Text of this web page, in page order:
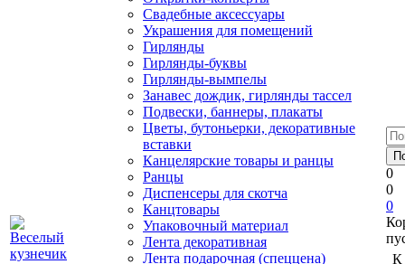
Свадебные аксессуары
Украшения для помещений
Гирлянды
Гирлянды-буквы
Гирлянды-вымпелы
Занавес дождик, гирлянды тассел
Подвески, баннеры, плакаты
Цветы, бутоньерки, декоративные
вставки
Канцелярские товары и ранцы
Ранцы
Диспенсеры для скотча
Канцтовары
Упаковочный материал
Лента декоративная
Лента подарочная (спеццена)
0
0
0
К